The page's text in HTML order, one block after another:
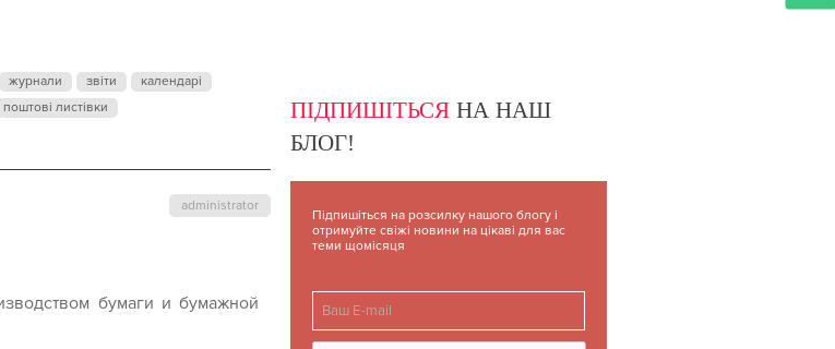
журнали звіти
календарі
поштові листівки
administrator
бумаги и бумажной
ПІДПИШІТЬСЯ НА НАШ
БЛОГ!
Підпишіться на розсилку нашого блогу і
отримуйте свіжі новини на цікаві для вас
теми щомісяця